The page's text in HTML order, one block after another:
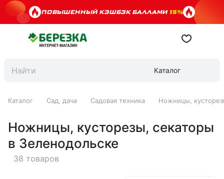
ПОВЫШЕННЫЙ КЭШБЭК БАЛЛАМИ15%
Каталог
Каталог Сад, дача Садовая техника Ножницы,
Ножницы, кусторезы, секаторы
в Зеленодольске
38 товаров